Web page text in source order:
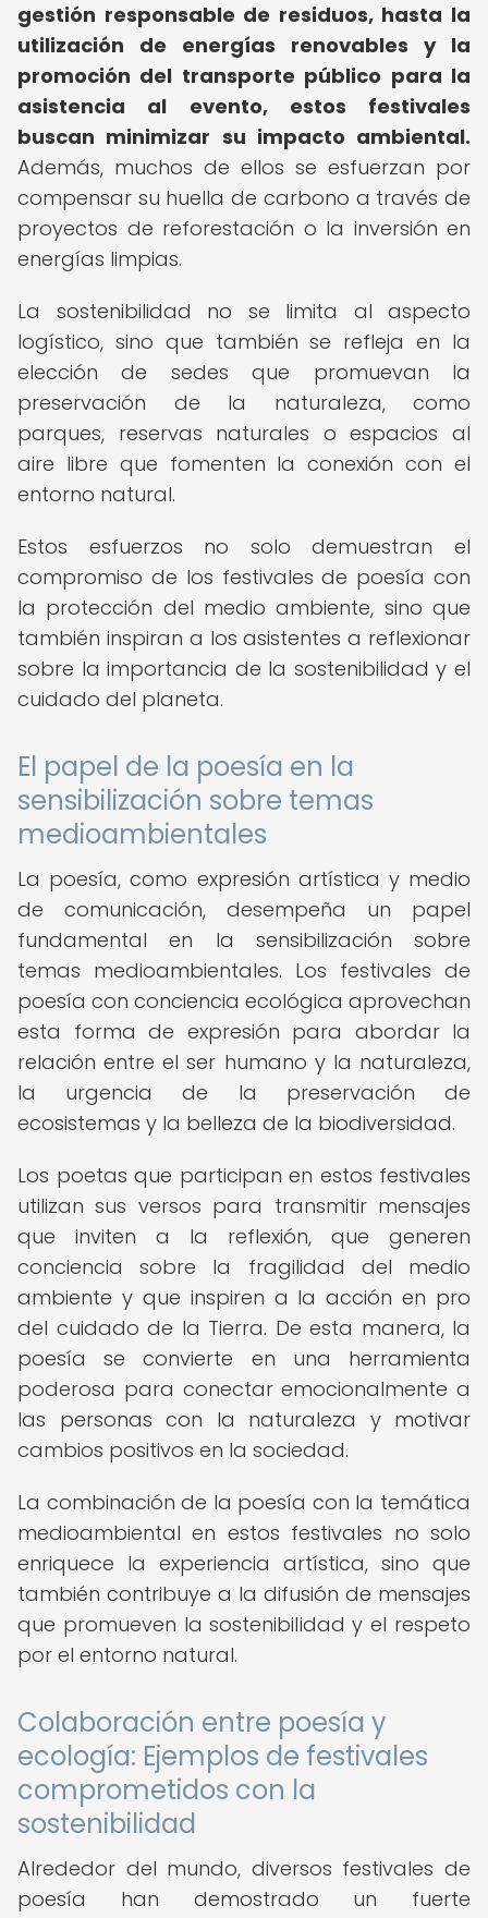
gestión responsable de residuos, hasta la
utilización de energías renovables y la
promoción del transporte público para la
asistencia al evento, estos festivales
buscan minimizar su impacto ambiental.
Además, muchos de ellos se esfuerzan por
compensar su huella de carbono a través de
proyectos de reforestación o la inversión en
energías limpias.
La sostenibilidad no se limita al aspecto
logístico, sino que también se refleja en la
elección de sedes que promuevan la
preservación de la naturaleza, como
parques, reservas naturales o espacios al
aire libre que fomenten la conexión con el
entorno natural.
Estos esfuerzos no solo demuestran el
compromiso de los festivales de poesía con
la protección del medio ambiente, sino que
también inspiran a los asistentes a reflexionar
sobre la importancia de la sostenibilidad y el
cuidado del planeta.
El papel de la poesía en la
sensibilización sobre temas
medioambientales
La poesía, como expresión artística y medio
de comunicación, desempeña un papel
fundamental en la sensibilización sobre
temas medioambientales. Los festivales de
poesía con conciencia ecológica aprovechan
esta forma de expresión para abordar la
relación entre el ser humano y la naturaleza,
la urgencia de la preservación de
ecosistemas y la belleza de la biodiversidad.
Los poetas que participan en estos festivales
utilizan sus versos para transmitir mensajes
que inviten a la reflexión, que generen
conciencia sobre la fragilidad del medio
ambiente y que inspiren a la acción en pro
del cuidado de la Tierra. De esta manera, la
poesía se convierte en una herramienta
poderosa para conectar emocionalmente a
las personas con la naturaleza y motivar
cambios positivos en la sociedad.
La combinación de la poesía con la temática
medioambiental en estos festivales no solo
enriquece la experiencia artística, sino que
también contribuye a la difusión de mensajes
que promueven la sostenibilidad y el respeto
por el entorno natural.
Colaboración entre poesía y
ecología: Ejemplos de festivales
comprometidos con la
sostenibilidad
Alrededor del mundo, diversos festivales de
poesía han demostrado un fuerte